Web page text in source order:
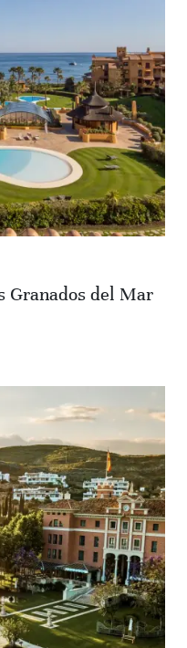
Granados del Mar